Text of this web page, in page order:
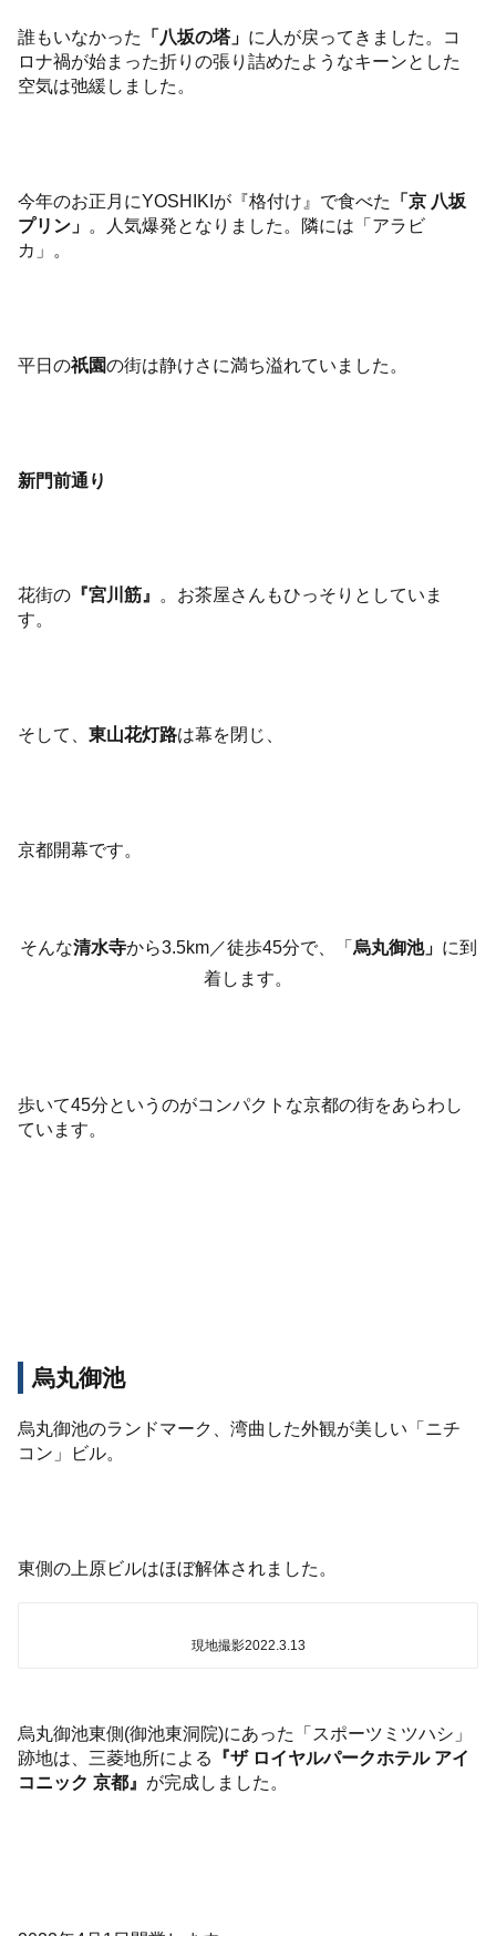
誰もいなかった 「八坂の塔」 に人が戻ってきました。コ
ロナ禍が始まった折りの張り詰めたようなキーンとした
空気は弛緩しました。
今年のお正月にYOSHIKIが『格付け』で食べた
「京 八坂
プリン」 。人気爆発となりました。隣には「アラビ
カ」。
平日の祇園の街は静けさに満ち溢れていました。
新門前通り
花街の 『宮川筋』 。お茶屋さんもひっそりとしていま
す。
そして、東山花灯路は幕を閉じ、
京都開幕です。
そんな清水寺から3.5km／徒歩45分で、「 烏丸御池」 に到
着します。
歩いて45分というのがコンパクトな京都の街をあらわし
ています。
烏丸御池
烏丸御池のランドマーク、湾曲した外観が美しい「ニチ
コン」ビル。
東側の上原ビルはほぼ解体されました。
現地撮影2022.3.13
烏丸御池東側(御池東洞院)にあった「スポーツミツハシ」
跡地は、三菱地所による
『ザ ロイヤルパークホテル アイ
コニック 京都』 が完成しました。